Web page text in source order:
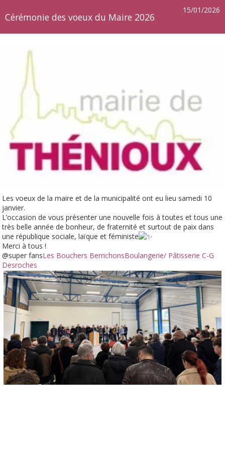
Cérémonie des voeux du Maire 2026
15/01/2026
Les voeux de la maire et de la municipalité ont eu lieu samedi 10
janvier.
L’occasion de vous présenter une nouvelle fois à toutes et tous une
très belle année de bonheur, defraternité et surtout de paix dans
une république sociale, laïque et féministe
Merci à tous !
@super fansLes Bouchers BerrichonsBoulangerie/ Pâtisserie C-G
Desroches